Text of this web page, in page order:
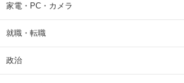
家電・PC・カメラ
就職・転職
政治